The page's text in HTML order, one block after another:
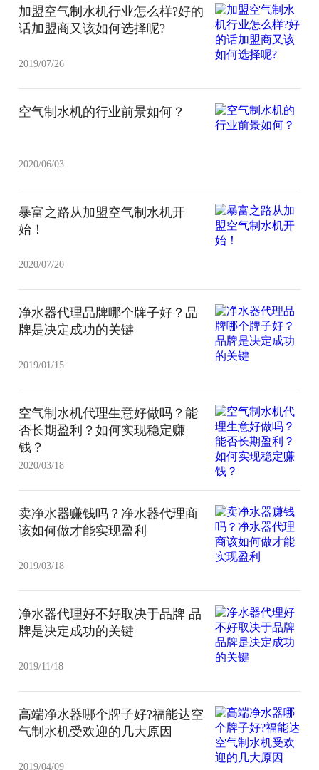
加盟空气制水机行业怎么样?好的
话加盟商又该如何选择呢?
2019/07/26
空气制水机的行业前景如何？
2020/06/03
暴富之路从加盟空气制水机开
始！
2020/07/20
净水器代理品牌哪个牌子好？品
牌是决定成功的关键
2019/01/15
空气制水机代理生意好做吗？能
否长期盈利？如何实现稳定赚
钱？
2020/03/18
卖净水器赚钱吗？净水器代理商
该如何做才能实现盈利
2019/03/18
净水器代理好不好取决于品牌 品
牌是决定成功的关键
2019/11/18
高端净水器哪个牌子好?福能达空
气制水机受欢迎的几大原因
2019/04/09